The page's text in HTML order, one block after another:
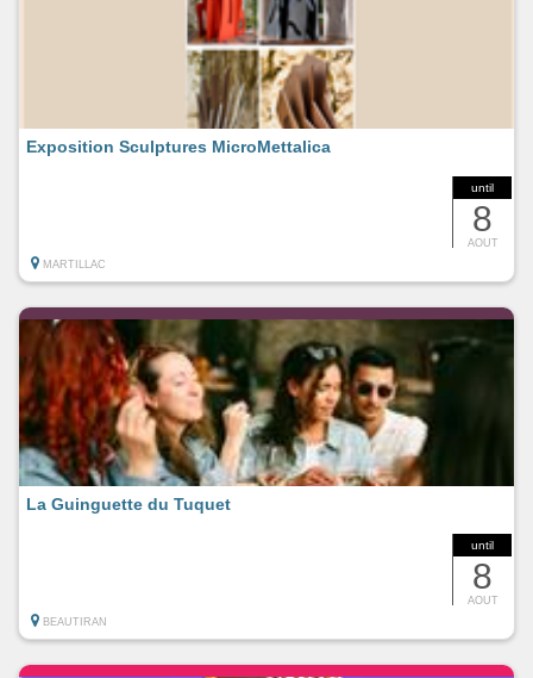
until
8
AOUT
Exposition Sculptures MicroMettalica
MARTILLAC
until
8
AOUT
La Guinguette du Tuquet
BEAUTIRAN